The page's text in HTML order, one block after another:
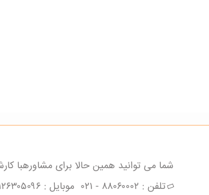
شما می توانید همین حالا برای مشاورهبا
تلفن : ۸۸۰۶۰۰۰۲ - ۰۲۱ موبایل :